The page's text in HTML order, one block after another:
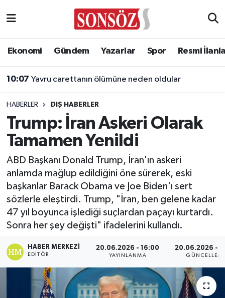
Ekonomi Gündem Yazarlar Spor Resmi
10:07 Yavru carettanın ölümüne neden oldular
HABERLER DIŞ HABERLER
Trump: İran Askeri Olarak
Tamamen Yenildi
ABD Başkanı Donald Trump, İran'ın askeri
anlamda mağlup edildiğini öne sürerek, eski
başkanlar Barack Obama ve Joe Biden'ı sert
sözlerle eleştirdi. Trump, "İran, ben gelene kadar
47 yıl boyunca işlediği suçlardan paçayı kurtardı.
Sonra her şey değişti" ifadelerini kullandı.
HABER MERKEZI
EDITÖR
20.06.2026 - 16:00
YAYINLANMA
20.06.2026 -
Asayiş
Çevre
Diğer
Dünya
Eğitim
Ekonomi
Eleman
Emlak
Ankara Nöbetçi Eczaneler
Ankara Trafik Yoğunluk Haritası
Süper Lig Puan Durumu ve Fikstür
Tüm Manşetler
Son Dakika Haberleri
Haber Arşivi